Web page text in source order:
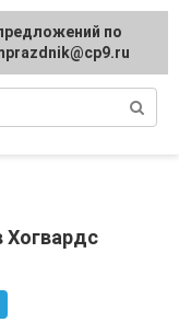
Хогвардс
по